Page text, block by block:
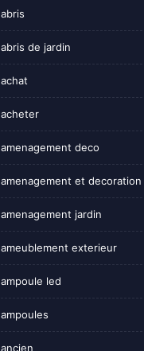
abris
abris de jardin
achat
acheter
amenagement deco
amenagement et decoration
amenagement jardin
ameublement exterieur
ampoule led
ampoules
ancien